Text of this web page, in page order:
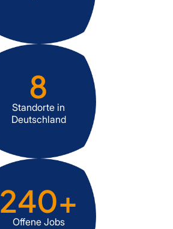
Standorte in
Deutschland
8
Offene Jobs
240+